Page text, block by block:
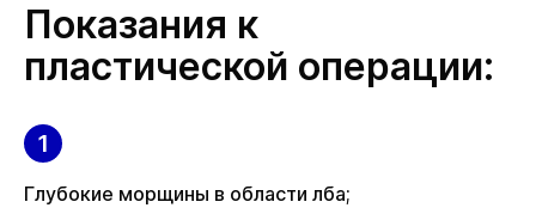
Показания к
пластической операции:
Глубокие морщины в области лба;